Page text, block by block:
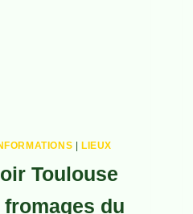
|LIEUX
Toulouse
du